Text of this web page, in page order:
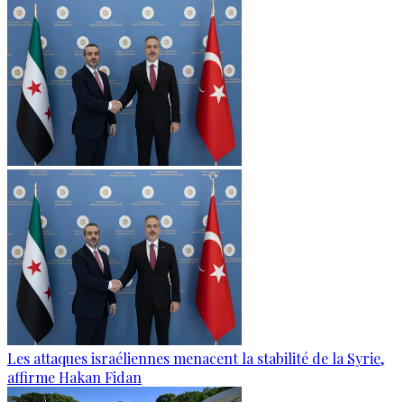
Les attaques israéliennes menacent la stabilité de la Syrie,
affirme Hakan Fidan